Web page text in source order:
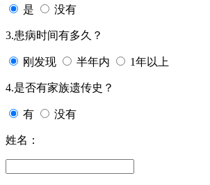
是 没有
3.患病时间有多久？
刚发现 半年内 1年以上
4.是否有家族遗传史？
有 没有
姓名：